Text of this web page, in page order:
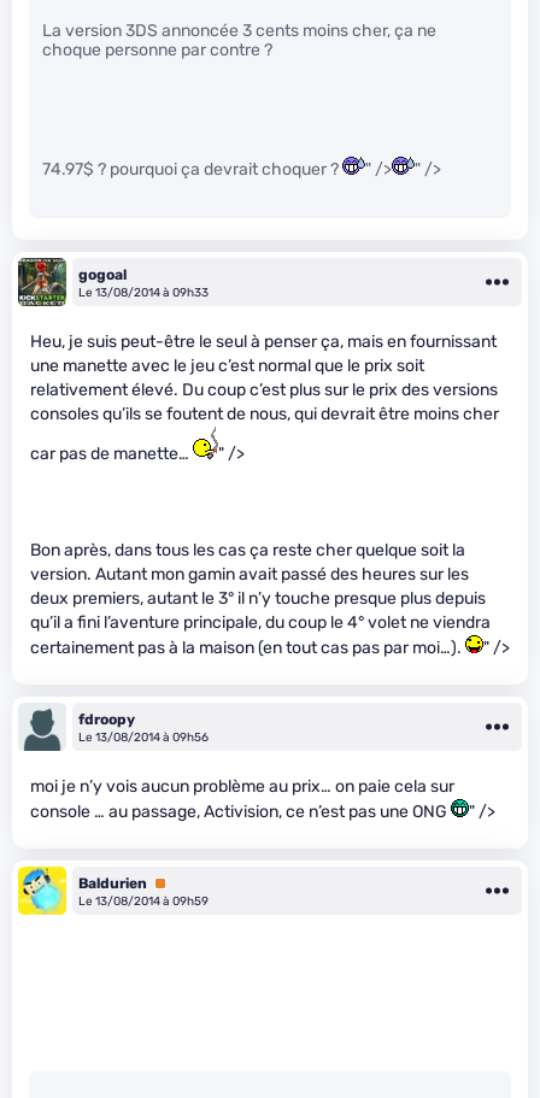
La version 3DS annoncée 3 cents moins cher, ça ne
choque personne par contre ?
74.97$ ? pourquoi ça devrait choquer ? " /> " />
gogoal
Le 13/08/2014 à 09h33
Heu, je suis peut-être le seul à penser ça, mais en fournissant
une manette avec le jeu c’est normal que le prix soit
relativement élevé. Du coup c’est plus sur le prix des versions
consoles qu’ils se foutent de nous, qui devrait être moins cher
car pas de manette…
" />
Bon après, dans tous les cas ça reste cher quelque soit la
version. Autant mon gamin avait passé des heures sur les
deux premiers, autant le 3° il n’y touche presque plus depuis
qu’il a fini l’aventure principale, du coup le 4° volet ne viendra
certainement pas à la maison (en tout cas pas par moi…).
" />
fdroopy
Le 13/08/2014 à 09h56
moi je n’y vois aucun problème au prix… on paie cela sur
console … au passage, Activision, ce n’est pas une ONG
" />
Baldurien
Premium
Le 13/08/2014 à 09h59